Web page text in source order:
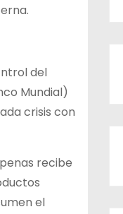
del
Mundial)
crisis con
recibe
el